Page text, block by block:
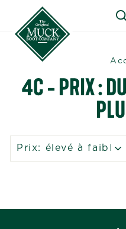
contenu
4C - PRIX :